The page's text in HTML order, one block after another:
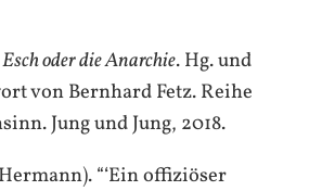
Esch oder die Anarchie. Hg. und
von Bernhard Fetz. Reihe
Jung und Jung, 2018.
“‘Ein offiziöser